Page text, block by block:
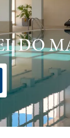
DO